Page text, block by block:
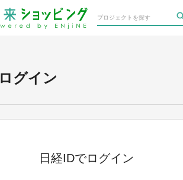
ログイン
日経IDでログイン